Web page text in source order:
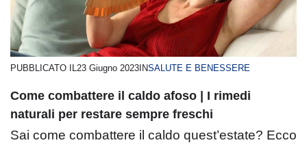
PUBBLICATO IL 23 Giugno 2023 INSALUTE E BENESSERE
Come combattere il caldo afoso | I rimedi
naturali per restare sempre freschi
Sai come combattere il caldo quest’estate? Ecco